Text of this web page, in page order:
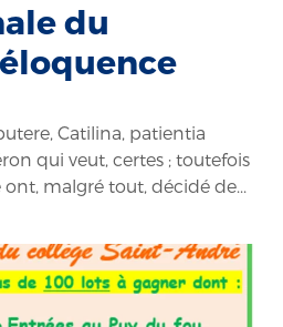
du
Catilina, patientia
qui veut, certes ; toutefois
malgré tout, décidé de...